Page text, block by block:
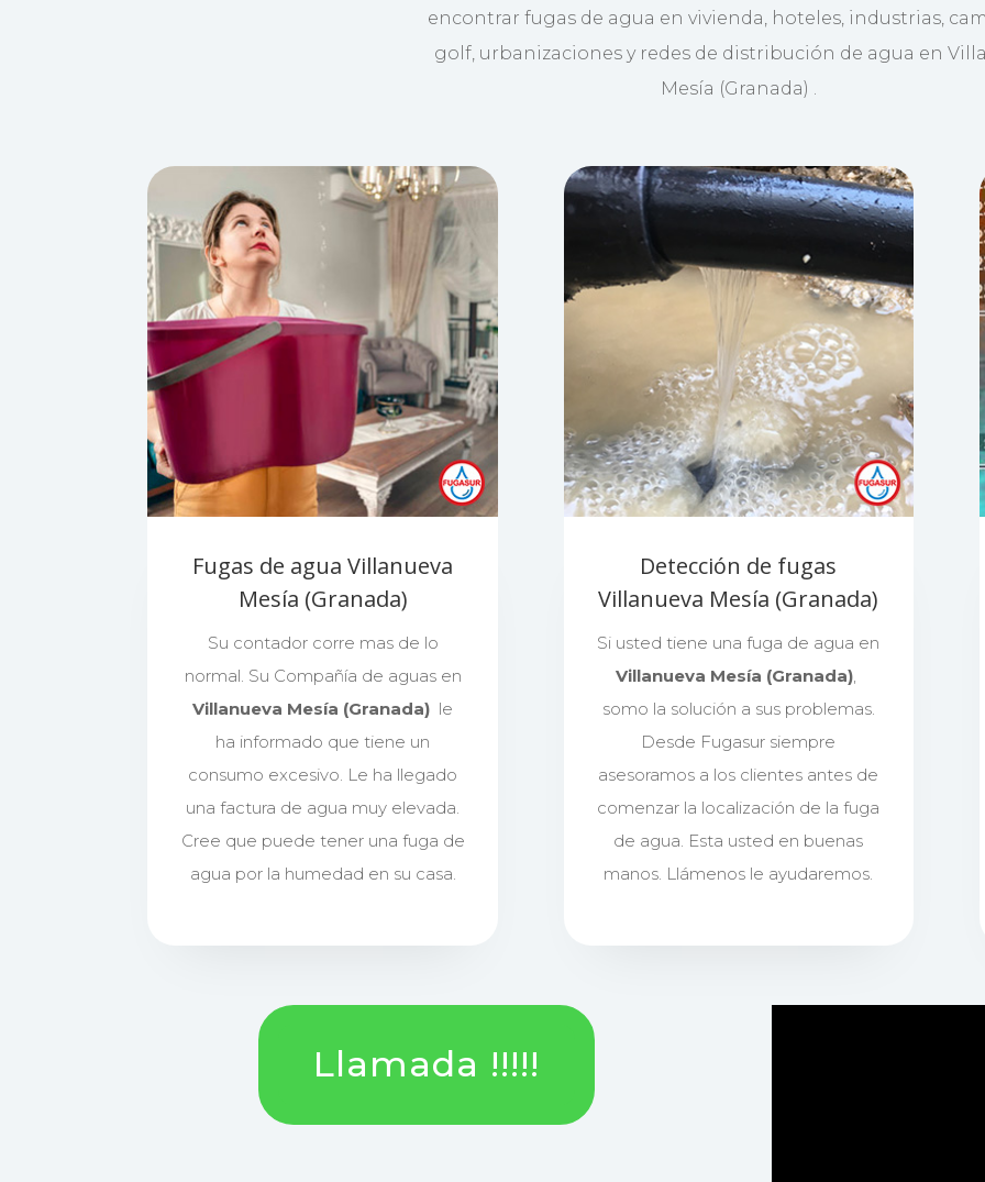
encontrar fugas de agua en vivienda, hoteles, industrias,
golf, urbanizaciones y redes de distribución de agua en
Mesía (Granada) .
Fugas de agua Villanueva
Mesía (Granada)
Su contador corre mas de lo
normal. Su Compañía de aguas en
Villanueva Mesía (Granada) le
ha informado que tiene un
consumo excesivo. Le ha llegado
una factura de agua muy elevada.
Cree que puede tener una fuga de
agua por la humedad en su casa.
Detección de fugas
Villanueva Mesía (Granada)
Si usted tiene una fuga de agua en
Villanueva Mesía (Granada),
somo la solución a sus problemas.
Desde Fugasur siempre
asesoramos a los clientes antes de
comenzar la localización de la fuga
de agua. Esta usted en buenas
manos. Llámenos le ayudaremos.
Llamada !!!!!